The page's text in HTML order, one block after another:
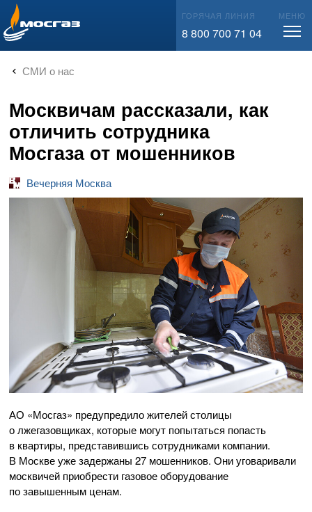
info@mos-gaz.ru ГОРЯЧАЯ ЛИНИЯ
8 800 700 71 04
МЕНЮ
СМИ о нас
Москвичам рассказали, как
отличить сотрудника
Мосгаза от мошенников
Вечерняя Москва
АО «Мосгаз» предупредило жителей столицы
о лжегазовщиках, которые могут попытаться попасть
в квартиры, представившись сотрудниками компании.
В Москве уже задержаны 27 мошенников. Они уговаривали
москвичей приобрести газовое оборудование
по завышенным ценам.